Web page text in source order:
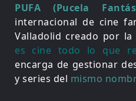
PUFA (Pucela
internacional de cine
Valladolid creado por la
es cine todo lo que
encarga de gestionar
y series del mismo